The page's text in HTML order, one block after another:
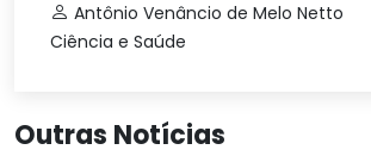
Antônio Venâncio de Melo Netto
Ciência e Saúde
Outras Notícias